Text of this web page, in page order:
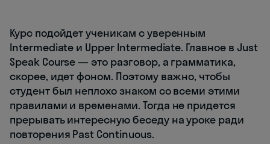
Курс подойдет ученикам с уверенным
Intermediate и Upper Intermediate. Главное в Just
Speak Course — это разговор, а грамматика,
скорее, идет фоном. Поэтому важно, чтобы
студент был неплохо знаком со всеми этими
правилами и временами. Тогда не придется
прерывать интересную беседу на уроке ради
повторения Past Continuous.